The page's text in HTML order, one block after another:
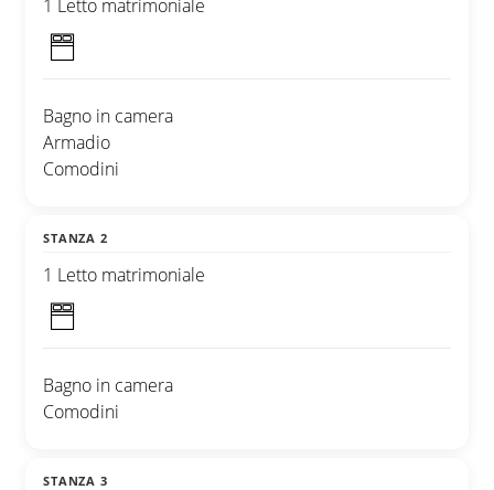
1 Letto matrimoniale
Bagno in camera
Armadio
Comodini
STANZA 2
1 Letto matrimoniale
Bagno in camera
Comodini
STANZA 3